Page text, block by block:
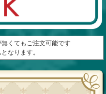
くてもご注文可能です
なります。